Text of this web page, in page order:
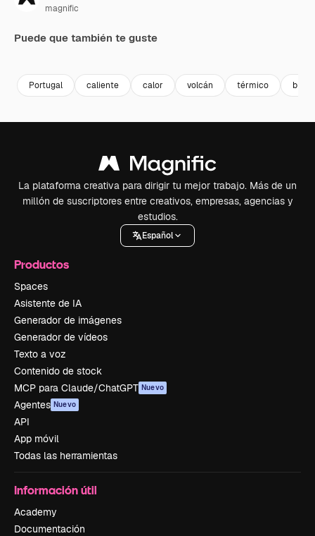
magnific
Puede que también te guste
Portugal caliente calor volcán térmico
La plataforma creativa para dirigir tu mejor trabajo. Más de un
millón de suscriptores entre creativos, empresas, agencias y
estudios.
Español
Productos
Spaces
Asistente de IA
Generador de imágenes
Generador de vídeos
Texto a voz
Contenido de stock
MCP para Claude/ChatGPT Nuevo
Agentes Nuevo
API
App móvil
Todas las herramientas
Información útil
Academy
Documentación